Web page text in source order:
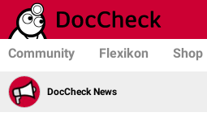
Community Flexikon Shop
DocCheck News